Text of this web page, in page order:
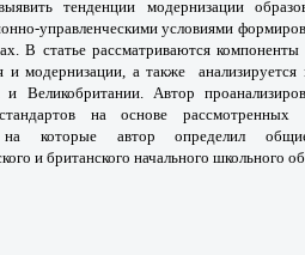
тенденции модернизации
управленческими условиями
В статье рассматриваются компоненты
и модернизации, а также
и Великобритании. Автор
стандартов на основерассмотренных
на которые автор определил
и британского начального школьного